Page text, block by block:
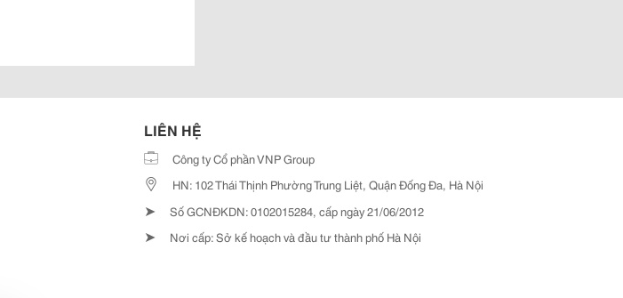
LIÊN HỆ
Công ty Cổ phần VNP Group
HN: 102 Thái Thịnh Phường Trung Liệt, Quận Đống Đa, Hà Nội
➤ Số GCNĐKDN: 0102015284, cấp ngày 21/06/2012
➤ Nơi cấp: Sở kế hoạch và đầu tư thành phố Hà Nội